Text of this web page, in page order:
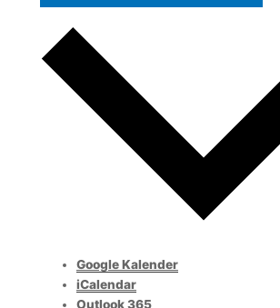
Google Kalender
iCalendar
Outlook 365